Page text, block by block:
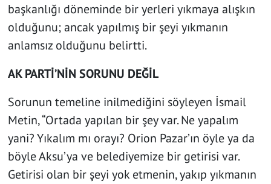
başkanlığı döneminde bir yerleri yıkmaya alışkın
olduğunu; ancak yapılmış bir şeyi yıkmanın
anlamsız olduğunu belirtti.
AK PARTİ’NİN SORUNU DEĞİL
Sorunun temeline inilmediğini söyleyen İsmail
Metin, “Ortada yapılan bir şey var. Ne yapalım
yani? Yıkalım mı orayı? Orion Pazar’ın öyle ya da
böyle Aksu’ya ve belediyemize bir getirisi var.
Getirisi olan bir şeyi yok etmenin, yakıp yıkmanın